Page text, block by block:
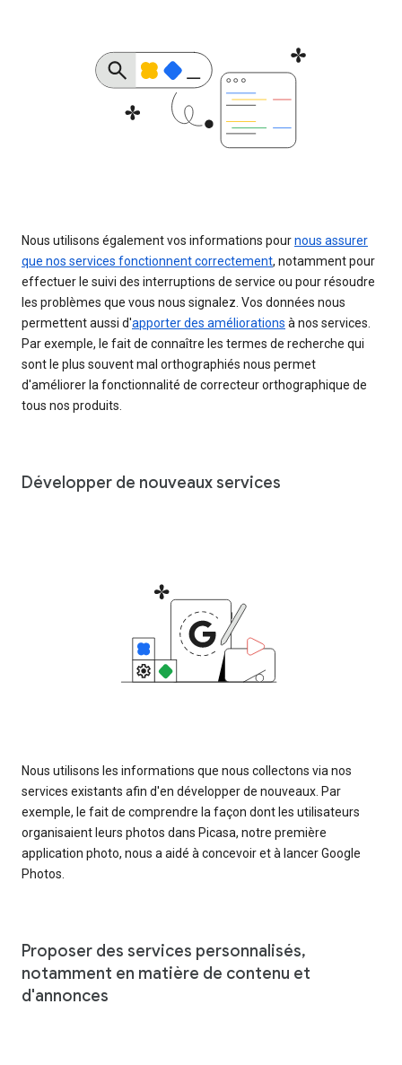
Nous utilisons également vos informations pournous assurer
que nos services fonctionnent correctement, notamment pour
effectuer le suivi des interruptions de service ou pour résoudre
les problèmes que vous nous signalez. Vos données nous
permettent aussi d'apporter des améliorations à nos services.
Par exemple, le fait de connaître les termes de recherche qui
sont le plus souvent mal orthographiés nous permet
d'améliorer la fonctionnalité de correcteur orthographique de
tous nos produits.
Développer de nouveaux services
Nous utilisons les informations que nous collectons via nos
services existants afin d'en développer de nouveaux. Par
exemple, le fait de comprendre la façon dont les utilisateurs
organisaient leurs photos dans Picasa, notre première
application photo, nous a aidé à concevoir et à lancer Google
Photos.
Proposer des services personnalisés,
notamment en matière de contenu et
d'annonces